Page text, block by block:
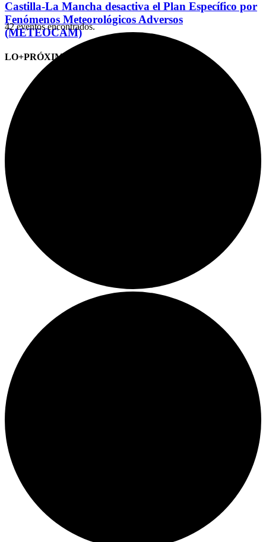
Castilla-La Mancha desactiva el Plan Específico por
Fenómenos Meteorológicos Adversos
(METEOCAM)
LO+PRÓXIMO (CITAS)
42 eventos encontrados.